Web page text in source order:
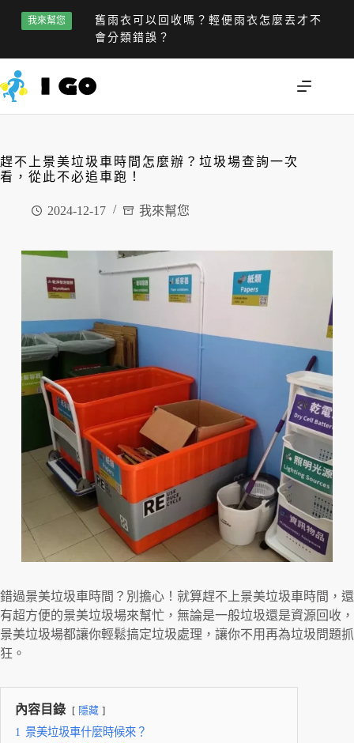
我來幫您
舊雨衣可以回收嗎？輕便雨衣怎麼丟才不
會分類錯誤？
趕不上景美垃圾車時間怎麼辦？垃圾場查詢一次
看，從此不必追車跑！
2024-12-17 我來幫您
錯過景美垃圾車時間？別擔心！就算趕不上景美垃圾車時間，還
有超方便的景美垃圾場來幫忙，無論是一般垃圾還是資源回收，
景美垃圾場都讓你輕鬆搞定垃圾處理，讓你不用再為垃圾問題抓
狂。
內容目錄 隱藏
1 景美垃圾車什麼時候來？